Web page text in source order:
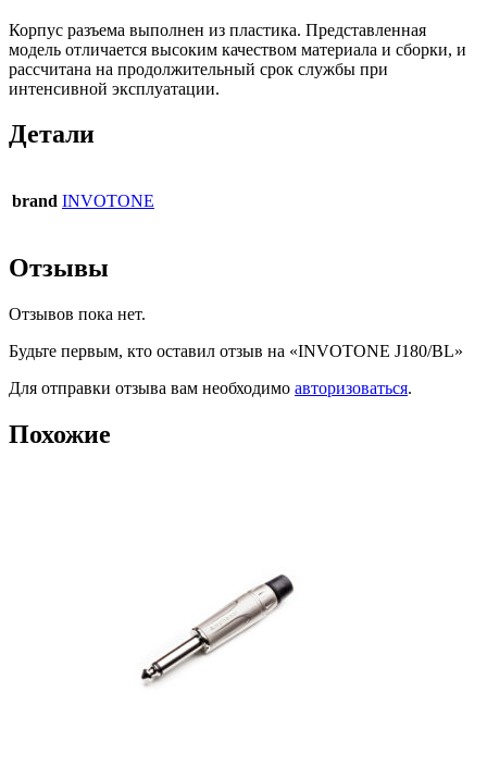
Корпус разъема выполнен из пластика. Представленная
модель отличается высоким качеством материала и сборки, и
рассчитана на продолжительный срок службы при
интенсивной эксплуатации.
Детали
brand INVOTONE
Отзывы
Отзывов пока нет.
Будьте первым, кто оставил отзыв на «INVOTONE J180/BL»
Для отправки отзыва вам необходимо авторизоваться.
Похожие